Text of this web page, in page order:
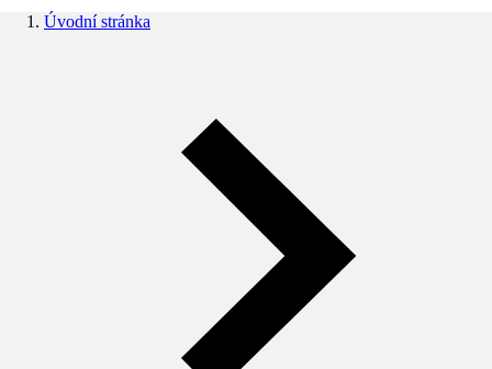
Úvodní stránka